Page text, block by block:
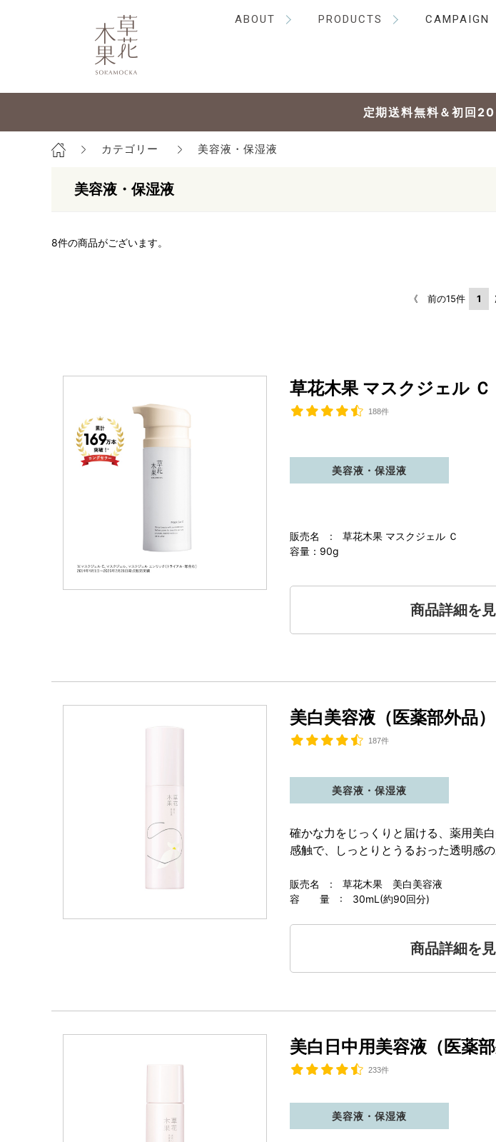
ABOUT PRODUCTS CAMPAIGN
定期送料無料＆初回
カテゴリー 美容液・保湿液
美容液・保湿液
8件の商品がございます。
《 前の15件 1
草花木果 マスクジェル Ｃ
188件
販売名 : 草花木果 マスクジェル Ｃ
容量：90g
美容液・保湿液
商品詳細を
美白美容液（医薬部外品）
187件
販売名 : 草花木果 美白美容液
容 量 : 30mL(約90回分)
美容液・保湿液
確かな力をじっくりと届ける、薬用美
感触で、しっとりとうるおった透明感
商品詳細を
美白日中用美容液（医薬部
233件
美容液・保湿液